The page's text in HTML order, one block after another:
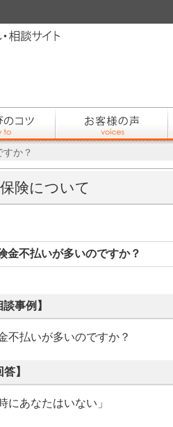
か？
険について
金不払いが多いのですか？
談事例】
不払いが多いのですか？
】
にあなたはいない」